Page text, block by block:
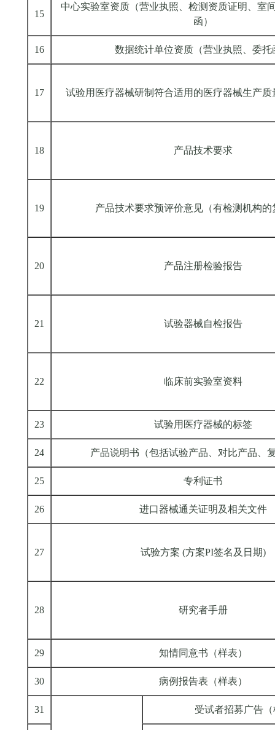
15
中心实验室资质（营业执照、检测资质证明、室
函）
16 数据统计单位资质（营业执照、委托
17 试验用医疗器械研制符合适用的医疗器械生产质
18 产品技术要求
19 产品技术要求预评价意见（有检测机构的
20 产品注册检验报告
21 试验器械自检报告
22 临床前实验室资料
23 试验用医疗器械的标签
24 产品说明书（包括试验产品、对比产品、
25 专利证书
26 进口器械通关证明及相关文件
27 试验方案 (方案PI签名及日期)
28 研究者手册
29 知情同意书（样表）
30 病例报告表（样表）
31 受试者招募广告